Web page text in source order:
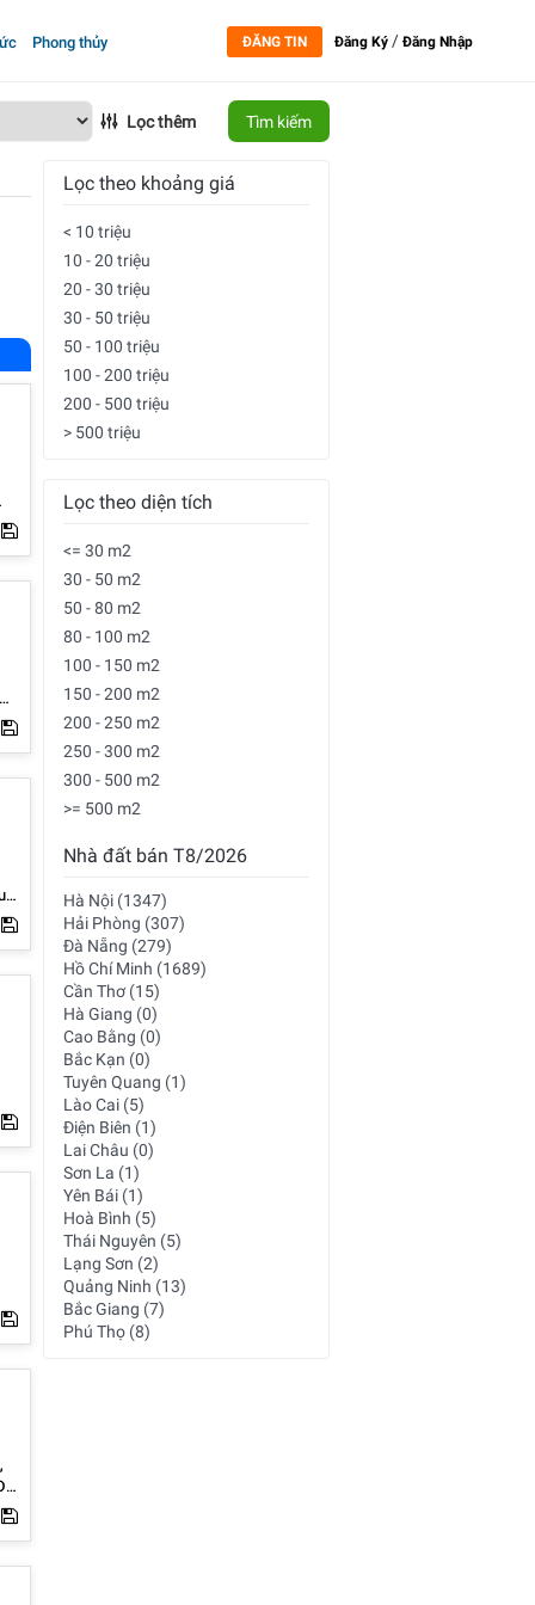
Phong thủy ĐĂNG TIN Đăng Ký /Đăng Nhập
Lọc thêm Tìm kiếm
Lọc theo khoảng giá
< 10 triệu
10 - 20 triệu
20 - 30 triệu
30 - 50 triệu
50 - 100 triệu
100 - 200 triệu
200 - 500 triệu
> 500 triệu
Lọc theo diện tích
<= 30 m2
30 - 50 m2
50 - 80 m2
80 - 100 m2
100 - 150 m2
150 - 200 m2
200 - 250 m2
250 - 300 m2
300 - 500 m2
>= 500 m2
Nhà đất bán T8/2026
Hà Nội (1347)
Hải Phòng (307)
Đà Nẵng (279)
Hồ Chí Minh (1689)
Cần Thơ (15)
Hà Giang (0)
Cao Bằng (0)
Bắc Kạn (0)
Tuyên Quang (1)
Lào Cai (5)
Điện Biên (1)
Lai Châu (0)
Sơn La (1)
Yên Bái (1)
Hoà Bình (5)
Thái Nguyên (5)
Lạng Sơn (2)
Quảng Ninh (13)
Bắc Giang (7)
Phú Thọ (8)